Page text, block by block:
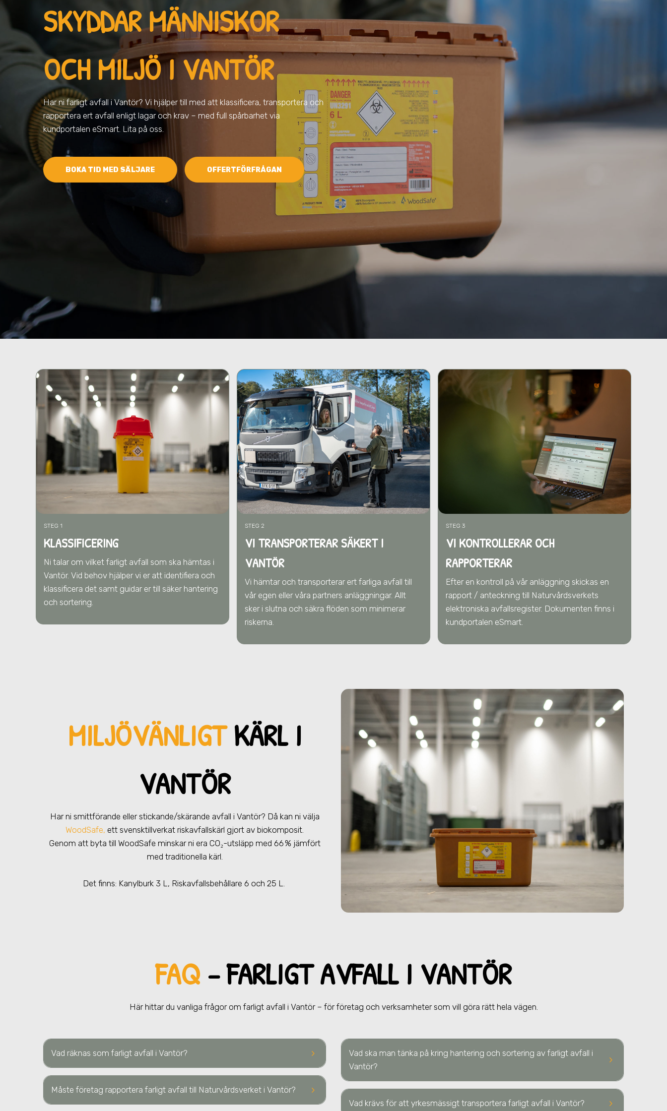
SKYDDAR MÄNNISKOR
OCH MILJÖI VANTÖR
Har ni farligt avfall i Vantör? Vi hjälper till med att klassificera, transportera och
rapportera ert avfall enligt lagar och krav – med full spårbarhet via
kundportalen eSmart. Lita på oss.
BOKA TID MED SÄLJARE OFFERTFÖRFRÅGAN
STEG 1
KLASSIFICERING
Ni talar om vilket farligt avfall som ska hämtas i
Vantör. Vid behov hjälper vi er att identifiera och
klassificera det samt guidar er till säker hantering
och sortering.
STEG 2
VI TRANSPORTERAR SÄKERT I
VANTÖR
Vi hämtar och transporterar ert farliga avfall till
vår egen eller våra partners anläggningar. Allt
sker i slutna och säkra flöden som minimerar
riskerna.
STEG 3
VI KONTROLLERAR OCH
RAPPORTERAR
Efter en kontroll på vår anläggning skickas en
rapport / anteckning till Naturvårdsverkets
elektroniska avfallsregister. Dokumenten finns i
kundportalen eSmart.
MILJÖVÄNLIGTKÄRL I
VANTÖR
Har ni smittförande eller stickande/skärande avfall i Vantör? Då kan ni välja
WoodSafe, ett svensktillverkat riskavfallskärl gjort av biokomposit.
Genom att byta till WoodSafe minskar ni era CO₂-utsläpp med 66 % jämfört
med traditionella kärl.
Det finns: Kanylburk 3 L, Riskavfallsbehållare 6 och 25 L.
FAQ– FARLIGT AVFALL I VANTÖR
Här hittar du vanliga frågor om farligt avfall i Vantör – för företag och verksamheter som vill göra rätt hela vägen.
keyboard_arrow_right
Vad räknas som farligt avfall i Vantör?
keyboard_arrow_right
Måste företag rapportera farligt avfall till Naturvårdsverket i Vantör?
keyboard_arrow_right
Vad ska man tänka på kring hantering och sortering av farligt avfall i
Vantör?
keyboard_arrow_right
Vad krävs för att yrkesmässigt transportera farligt avfall i Vantör?